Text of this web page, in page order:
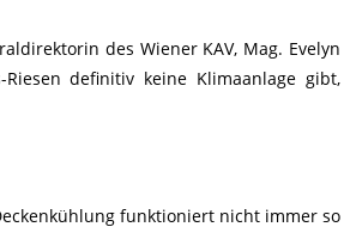
des Wiener KAV, Mag. Evelyn
definitiv keine Klimaanlage gibt,
funktioniert nicht immer so